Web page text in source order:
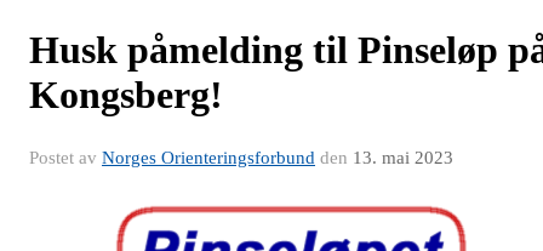
Husk påmelding til Pinseløp
Kongsberg!
Postet av Norges Orienteringsforbund den 13. mai 2023